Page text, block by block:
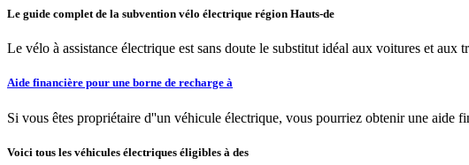
Le guide complet de la subvention vélo électrique région Hauts-de
Le vélo à assistance électrique est sans doute le substitut idéal aux voitures et
Aide financière pour une borne de recharge à
Si vous êtes propriétaire d''un véhicule électrique, vous pourriez obtenir une
Voici tous les véhicules électriques éligibles à des